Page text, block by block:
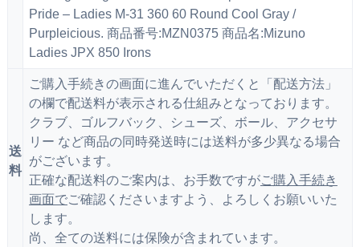
Pride – Ladies M-31 360 60 Round Cool Gray /
Purpleicious. 商品番号:MZN0375 商品名:Mizuno
Ladies JPX 850 Irons
送
料
ご購入手続きの画面に進んでいただくと「配送方法」
の欄で配送料が表示される仕組みとなっております。
クラブ、ゴルフバック、シューズ、ボール、アクセサ
リー など商品の同時発送時には送料が多少異なる場合
がございます。
正確な配送料のご案内は、お手数ですがご購入手続き
画面でご確認くださいますよう、よろしくお願いいた
します。
尚、全ての送料には保険が含まれています。